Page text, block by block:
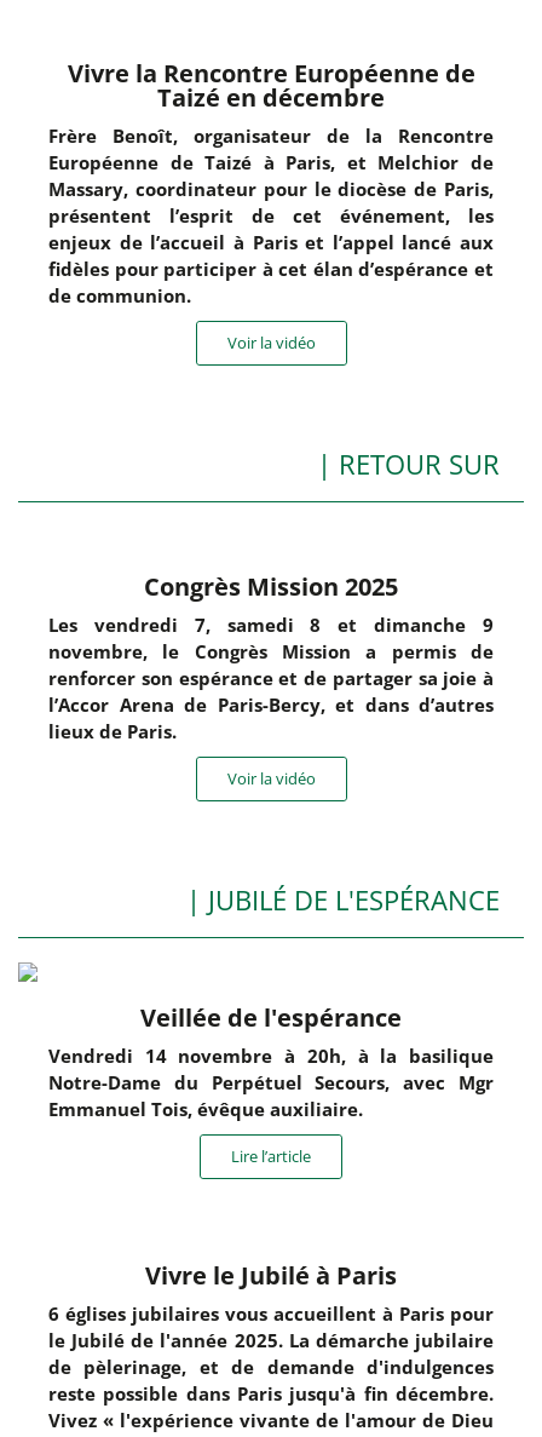
Vivre la Rencontre Européenne de
Taizé en décembre
Frère Benoît, organisateur de la Rencontre
Européenne de Taizé à Paris, et Melchior de
Massary, coordinateur pour le diocèse de Paris,
présentent l’esprit de cet événement, les
enjeux de l’accueil à Paris et l’appel lancé aux
fidèles pour participer à cet élan d’espérance et
de communion.
Voir la vidéo
| RETOUR SUR
Congrès Mission 2025
Les vendredi 7, samedi 8 et dimanche 9
novembre, le Congrès Mission a permis de
renforcer son espérance et de partager sa joie à
l’Accor Arena de Paris-Bercy, et dans d’autres
lieux de Paris.
Voir la vidéo
| JUBILÉ DE L'ESPÉRANCE
Veillée de l'espérance
Vendredi 14 novembre à 20h, à la basilique
Notre-Dame du Perpétuel Secours, avec Mgr
Emmanuel Tois, évêque auxiliaire.
Lire l’article
Vivre le Jubilé à Paris
6 églises jubilaires vous accueillent à Paris pour
le Jubilé de l'année 2025. La démarche jubilaire
de pèlerinage, et de demande d'indulgences
reste possible dans Paris jusqu'à fin décembre.
Vivez « l'expérience vivante de l'amour de Dieu